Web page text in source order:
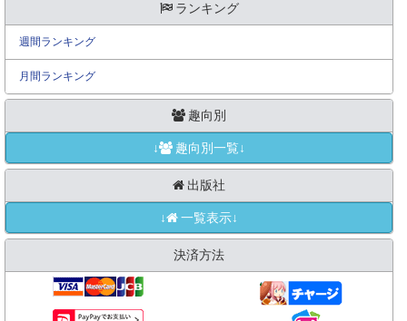
ランキング
週間ランキング
月間ランキング
趣向別
↓ 趣向別一覧↓
出版社
↓ 一覧表示↓
決済方法